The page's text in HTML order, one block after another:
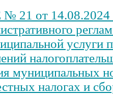
от 14.08.2024
услуги
муниципальных
налогах и